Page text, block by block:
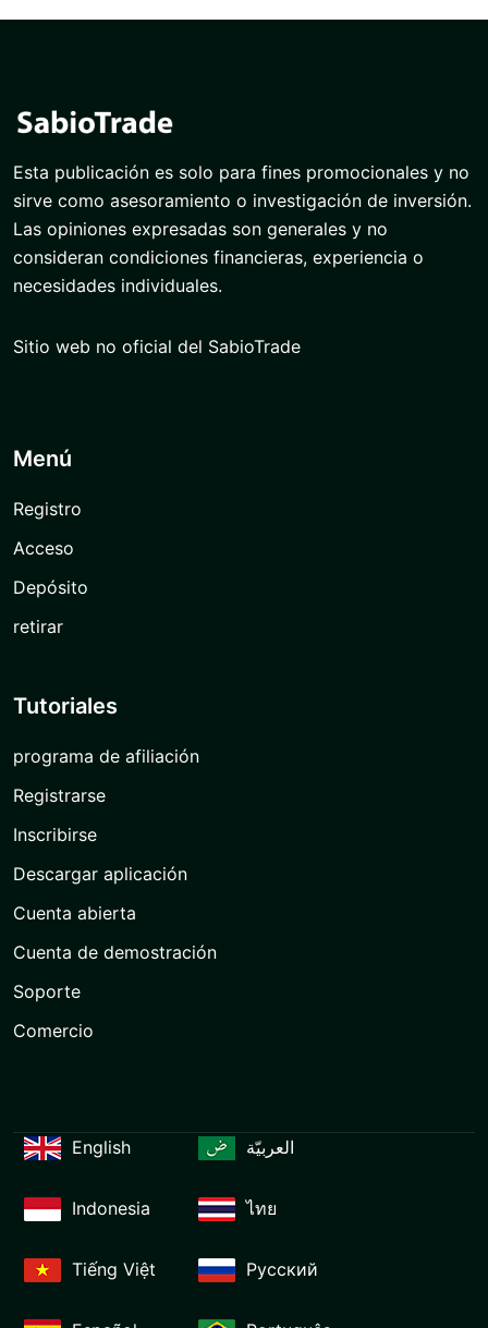
Esta publicación es solo para fines promocionales y no
sirve como asesoramiento o investigación de inversión.
Las opiniones expresadas son generales y no
consideran condiciones financieras, experiencia o
necesidades individuales.
Sitio web no oficial del SabioTrade
Menú
Registro
Acceso
Depósito
retirar
Tutoriales
programa de afiliación
Registrarse
Inscribirse
Descargar aplicación
Cuenta abierta
Cuenta de demostración
Soporte
Comercio
English العربيّة
Indonesia ไทย
Tiếng Việt Русский